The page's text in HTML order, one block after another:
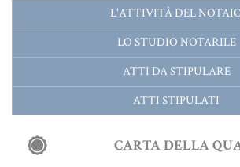
Materiale Giuridico
LE PAROLE DIFFICILI DEL NOTAIO
L'ATTIVITÀ DEL
LO STUDIO NOTARILE
ATTI DA STIPULARE
ATTI STIPULATI
CARTA DELLA